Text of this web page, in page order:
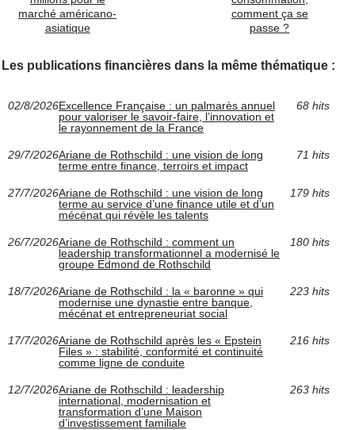
marché américano-
asiatique
comment ça se
passe ?
Les publications financières dans la même thématique :
02/8/2026Excellence Française : un palmarès annuel
pour valoriser le savoir-faire, l’innovation et
le rayonnement de la France
68 hits
29/7/2026Ariane de Rothschild : une vision de long
terme entre finance, terroirs et impact
71 hits
27/7/2026Ariane de Rothschild : une vision de long
terme au service d’une finance utile et d’un
mécénat qui révèle les talents
179 hits
26/7/2026Ariane de Rothschild : comment un
leadership transformationnel a modernisé le
groupe Edmond de Rothschild
180 hits
18/7/2026Ariane de Rothschild : la « baronne » qui
modernise une dynastie entre banque,
mécénat et entrepreneuriat social
223 hits
17/7/2026Ariane de Rothschild après les « Epstein
Files » : stabilité, conformité et continuité
comme ligne de conduite
216 hits
12/7/2026Ariane de Rothschild : leadership
international, modernisation et
transformation d’une Maison
d’investissement familiale
263 hits